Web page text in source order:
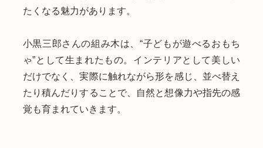
たくなる魅力があります。
小黒三郎さんの組み木は、“子どもが遊べるおもち
ゃ”として生まれたもの。インテリアとして美しい
だけでなく、実際に触れながら形を感じ、並べ替え
たり積んだりすることで、自然と想像力や指先の感
覚も育まれていきます。